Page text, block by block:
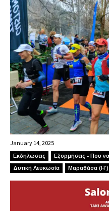
January 14, 2025
Εκδηλώσεις Εξορμήσεις - Που
Δυτική Λευκωσία
Μαραθάσα (Η’)